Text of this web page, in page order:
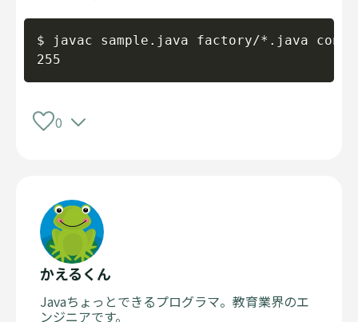
$ javac sample.java factory/*.java
0
かえるくん
Javaちょっとできるプログラマ。教育業界のエ
ンジニアです。